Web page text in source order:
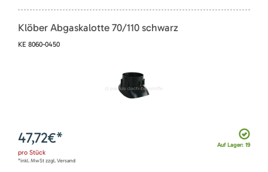
Klöber Abgaskalotte 70/110 schwarz
KE 8060-0450
Auf Lager: 19
47,72€*
pro Stück
*inkl. MwSt zzgl. Versand